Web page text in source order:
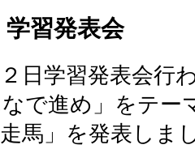
学習発表会
日学習発表会行
で進め」をテー
馬」を発表しま